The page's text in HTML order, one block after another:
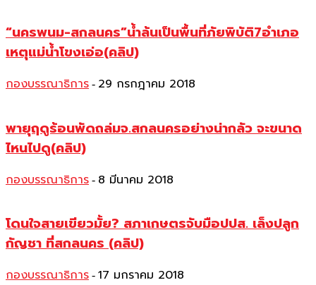
“นครพนม-สกลนคร”น้ำล้นเป็นพื้นที่ภัยพิบัติ7อำเภอ
เหตุแม่น้ำโขงเอ่อ(คลิป)
กองบรรณาธิการ - 29 กรกฎาคม 2018
พายุฤดูร้อนพัดถล่มจ.สกลนครอย่างน่ากลัว จะขนาด
ไหนไปดู(คลิป)
กองบรรณาธิการ - 8 มีนาคม 2018
โดนใจสายเขียวมั้ย? สภาเกษตรจับมือปปส. เล็งปลูก
กัญชา ที่สกลนคร (คลิป)
กองบรรณาธิการ - 17 มกราคม 2018